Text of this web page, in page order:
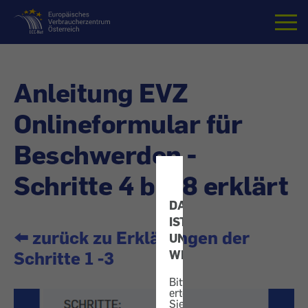
DATENSCHUTZ
IST
UNS
WICHTIG!
Bitte
erteilen
Sie
Startseite
Anleitung EVZ
Onlineformular für
Beschwerden -
Schritte 4 bis 8 erklärt
⬅️ zurück zu Erklärungen der
Schritte 1 -3